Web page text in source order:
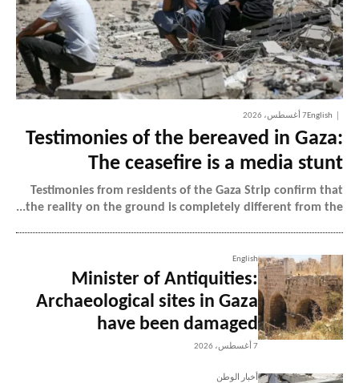
English7 أغسطس، 2026
Testimonies of the bereaved in Gaza:
The ceasefire is a media stunt
Testimonies from residents of the Gaza Strip confirm that
the reality on the ground is completely different from the...
English
Minister of Antiquities:
Archaeological sites in Gaza
have been damaged
7 أغسطس، 2026
أخبار الوطن